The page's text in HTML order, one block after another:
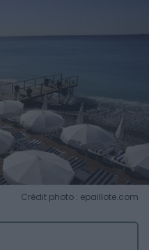
Crédit photo : epaillote.com